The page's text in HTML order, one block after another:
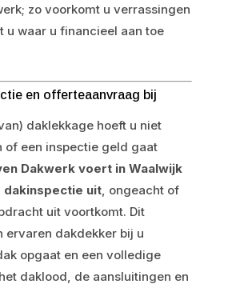
zo voorkomt u verrassingen
u waar u financieel aan toe
en offerteaanvraag bij
daklekkage hoeft u niet
of een inspectie geld gaat
Dakwerk voert in Waalwijk
dakinspectie uit, ongeacht of
uit voortkomt. Dit
ervaren dakdekker bij u
opgaat en een volledige
daklood, de aansluitingen en